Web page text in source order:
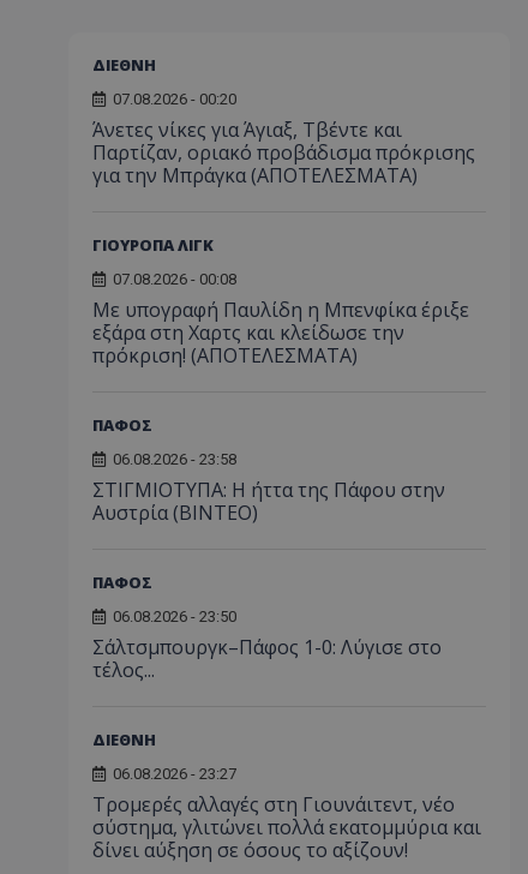
ΔΙΕΘΝΗ
07.08.2026 - 00:20
Άνετες νίκες για Άγιαξ, Τβέντε και
Παρτίζαν, οριακό προβάδισμα πρόκρισης
για την Μπράγκα (ΑΠΟΤΕΛΕΣΜΑΤΑ)
ΓΙΟΥΡΟΠΑ ΛΙΓΚ
07.08.2026 - 00:08
Με υπογραφή Παυλίδη η Μπενφίκα έριξε
εξάρα στη Χαρτς και κλείδωσε την
πρόκριση! (ΑΠΟΤΕΛΕΣΜΑΤΑ)
ΠΑΦΟΣ
06.08.2026 - 23:58
ΣΤΙΓΜΙΟΤΥΠΑ: Η ήττα της Πάφου στην
Αυστρία (ΒΙΝΤΕΟ)
ΠΑΦΟΣ
06.08.2026 - 23:50
Σάλτσμπουργκ–Πάφος 1-0: Λύγισε στο
τέλος...
ΔΙΕΘΝΗ
06.08.2026 - 23:27
Τρομερές αλλαγές στη Γιουνάιτεντ, νέο
σύστημα, γλιτώνει πολλά εκατομμύρια και
δίνει αύξηση σε όσους το αξίζουν!